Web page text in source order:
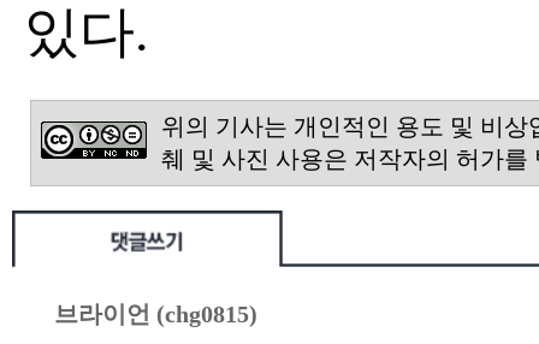
있다.
위의 기사는 개인적인 용도 및 비
췌 및 사진 사용은 저작자의 허가를
브라이언 (chg0815)